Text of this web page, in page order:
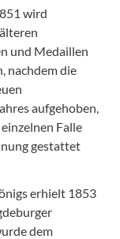
wird
und Medaillen
nachdem die
aufgehoben,
Falle
gestattet
erhielt 1853
dem